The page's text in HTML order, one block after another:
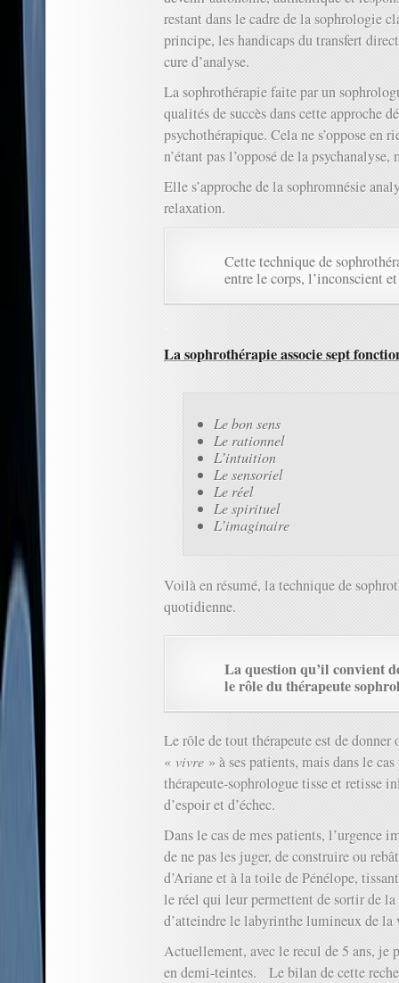
restant dans le cadre de la sophrologie
principe, les handicaps du transfert
cure d’analyse.
La sophrothérapie faite par un
qualités de succès dans cette approche
psychothérapique. Cela ne s’oppose en
n’étant pas l’opposé de la
Elle s’approche de la sophromnésie
relaxation.
Cette technique de
entre le corps, l’inconscient
La sophrothérapie associe sept
Le bon sens
Le rationnel
L’intuition
Le sensoriel
Le réel
Le spirituel
L’imaginaire
Voilà en résumé, la technique de
quotidienne.
La question qu’il convient
le rôle du thérapeute
Le rôle de tout thérapeute est de donner
« vivre » à ses patients, mais dans le
thérapeute-sophrologue tisse et retisse
d’espoir et d’échec.
Dans le cas de mes patients, l’urgence
de ne pas les juger, de construire ou
d’Ariane et à la toile de Pénélope,
le réel qui leur permettent de sortir de
d’atteindre le labyrinthe lumineux de la
Actuellement, avec le recul de 5 ans, je
en demi-teintes. Le bilan de cette